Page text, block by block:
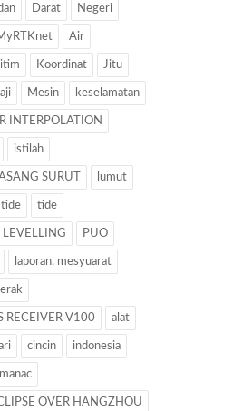
Darat Negeri
Air
Koordinat Jitu
Mesin keselamatan
INTERPOLATION
istilah
SURUT lumut
tide tide
LEVELLING PUO
laporan. mesyuarat
RECEIVER V100 alat
cincin indonesia
OVER HANGZHOU